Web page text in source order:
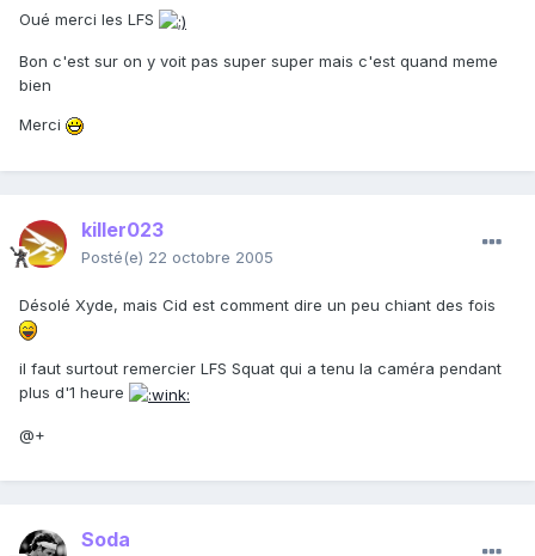
Oué merci les LFS
Bon c'est sur on y voit pas super super mais c'est quand meme
bien
Merci
killer023
Posté(e) 22 octobre 2005
Désolé Xyde, mais Cid est comment dire un peu chiant des fois
il faut surtout remercier LFS Squat qui a tenu la caméra pendant
plus d'1 heure
@+
Soda